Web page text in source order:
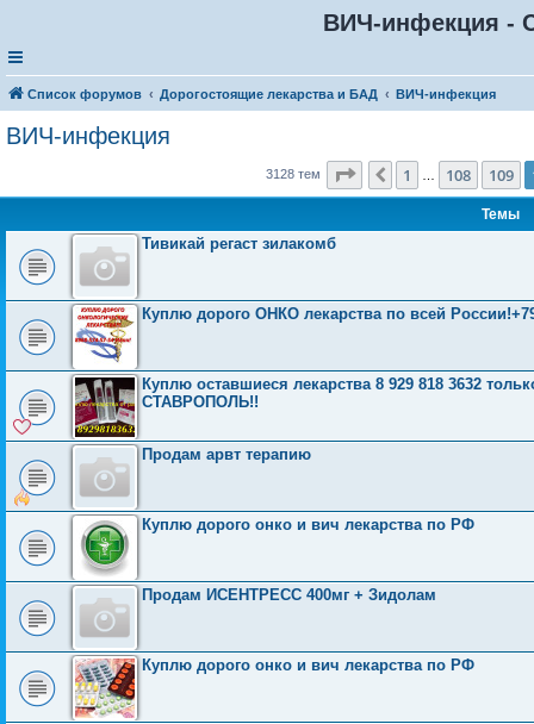
ВИЧ-инфекция -
Список форумов Дорогостоящие лекарства и БАД ВИЧ-инфекция
ВИЧ-инфекция
3128 тем Страница 110из 126
Пред.
1 108 109
Темы
Тивикай регаст зилакомб
Куплю дорого ОНКО лекарства по всей
Куплю оставшиеся лекарства 8 929 818 3632
СТАВРОПОЛЬ!!
Продам арвт терапию
Куплю дорого онко и вич лекарства по РФ
Продам ИСЕНТРЕСС 400мг + Зидолам
Куплю дорого онко и вич лекарства по РФ